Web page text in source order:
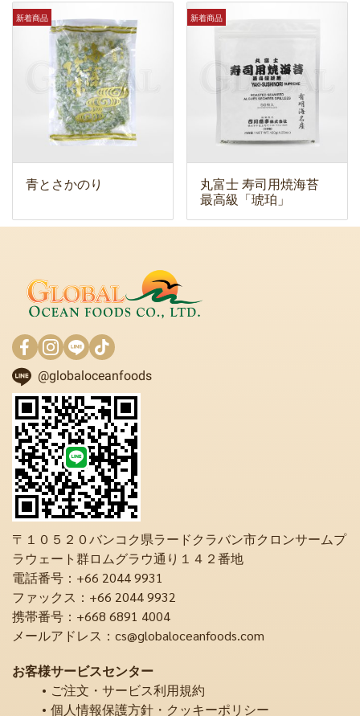
新着商品
青とさかのり
新着商品
丸富士 寿司用焼海苔
最高級「琥珀」
@globaloceanfoods
〒１０５２０バンコク県ラードクラバン市クロンサームプ
ラウェート群ロムグラウ通り１４２番地
電話番号：+66 2044 9931
ファックス：+66 2044 9932
携帯番号：+668 6891 4004
メールアドレス：cs@globaloceanfoods.com
お客様サービスセンター
ご注文・サービス利用規約
個人情報保護方針・クッキーポリシー